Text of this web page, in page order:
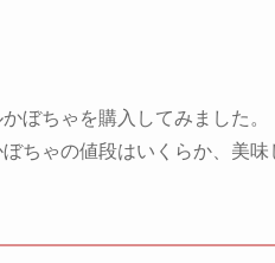
ぼちゃを購入してみました。
ちゃの値段はいくらか、美